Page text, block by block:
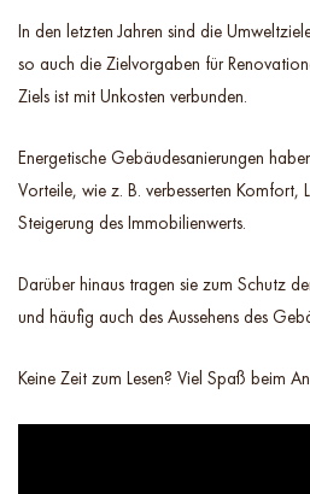
In den letzten Jahren sind die
so auch die Zielvorgaben für
Ziels ist mit Unkosten verbunden.
Energetische Gebäudesanierungen
Vorteile, wie z. B. verbesserten Komfort,
Steigerung des Immobilienwerts.
Darüber hinaus tragen sie zum Schutz
und häufig auch des Aussehens des
Keine Zeit zum Lesen? Viel Spaß beim